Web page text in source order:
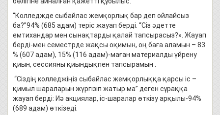
“Колледжде сыбайлас жемқорлық бар деп ойлайсыз
ба?”94% (685 адам) теріс жауап берді. “Сіз әдетте
емтихандар мен сынақтарды қалай тапсырасыз?». Жауап
берді-мен семестрде жақсы оқимын, оң баға аламын – 83
% (607 адам), 15% (116 адам)-маған материалды үйрену
қиын, сессияны қиындықпен тапсырамын .
“Сіздің колледжіңіз сыбайлас жемқорлыққа қарсы іс –
қимыл шараларын жүргізіп жатыр ма” деген сұраққа
жауап берді: Иә акциялар, іс-шаралар өткізу арқылы-94%
(689 адам) өткізеді.